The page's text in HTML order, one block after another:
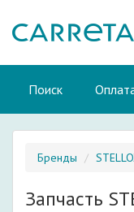
Поиск
Бренды
Запчасть